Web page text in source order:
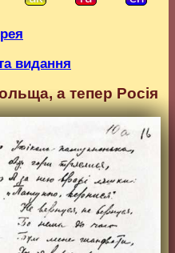
видання
а тепер Росія